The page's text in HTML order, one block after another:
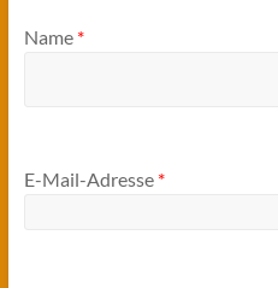
Name *
E-Mail-Adresse *